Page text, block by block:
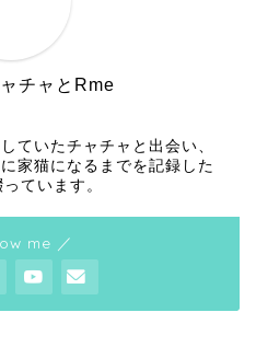
チャとRme
ていたチャチャと出会い、
家猫になるまでを記録した
ています。
me ／